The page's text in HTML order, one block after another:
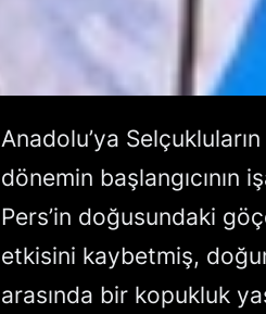
Anadolu’ya
dönemin başlangıcının
Pers’in doğusundaki
etkisini kaybetmiş,
arasında bir kopukluk